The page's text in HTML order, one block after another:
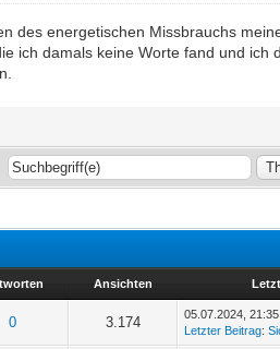
des energetischen Missbrauchs
ich damals keine Worte fand und ich
Ansichten
0 3.174
05.07.2024, 21:35
Letzter Beitrag: